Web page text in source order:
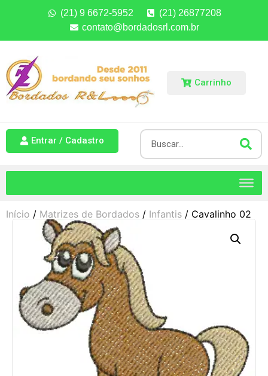
(21) 9 6672-5952
(21) 26877208
contato@bordadosrl.com.br
Carrinho
Entrar / Cadastro
Início / Matrizes de Bordados / Infantis / Cavalinho 02